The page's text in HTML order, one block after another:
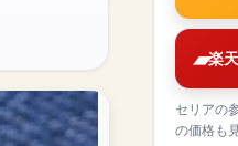
楽
セリアの
の価格も